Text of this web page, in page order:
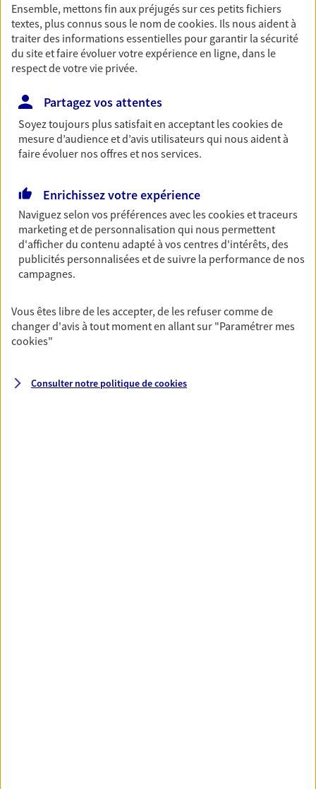
Nos offres phares
Réalisez vos projets grâce à votre épargne : achat
immobilier, études des enfants ou voyage autour
du monde… Épargnez à votre rythme et
simplement, selon votre profil.
Retraite
Préparez sereinement ce nouveau chapitre de
votre vie avec les conseils d'un expert. Découvrez
notre solution PER (Plan Epargne Retraite)
spécialement conçue pour la retraite.
Découvrir l'offre Retraite
Pour un avenir serein, assurez-vous avec notre
contrat prévoyance. Préservez vos proches en cas
Ensemble, mettons fin aux préjugés sur ces petits fichiers
textes, plus connus sous le nom decookies. Ils nous aident à
traiter des informations essentielles pour garantir la sécurité
du site et faire évoluer votre expérience en ligne, dans le
respect de votre vie privée.
Partagez vos attentes
Soyez toujours plus satisfait en acceptant lescookiesde
mesure d’audience et d’avis utilisateurs qui nous aident à
faire évoluer nos offres et nos services.
Enrichissez votre expérience
Naviguez selon vos préférences avec lescookies et traceurs
marketing et de personnalisation qui nous permettent
d'afficher du contenu adapté à vos centres d'intérêts, des
publicités personnalisées et de suivre la performance de nos
campagnes.
Vous êtes libre de les accepter, de les refuser comme de
changer d'avis à tout moment en allant sur "Paramétrer mes
cookies"
Consulter notre politique decookies